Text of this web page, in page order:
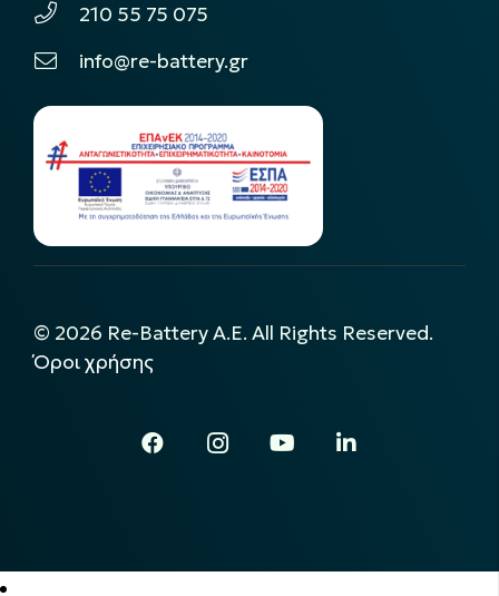
210 55 75 075
info@re-battery.gr
© 2026 Re-Battery A.E. All Rights Reserved.
Όροι χρήσης